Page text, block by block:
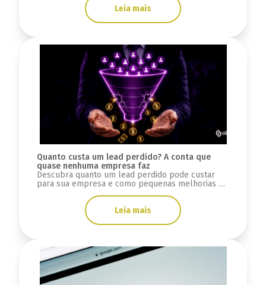
Leia mais
Quanto custa um lead perdido? A conta que
quase nenhuma empresa faz
Descubra quanto um lead perdido pode custar
para sua empresa e como pequenas melhorias na
conversão podem gerar milhares de reais.
Leia mais